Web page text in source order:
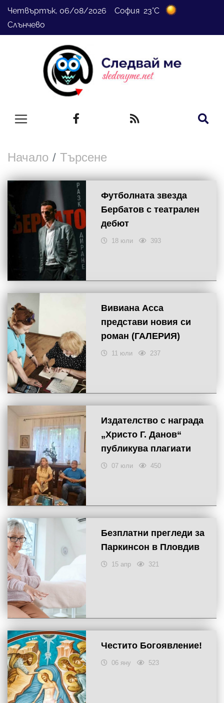
Четвъртък, 06/08/2026 София 23°C
Слънчево
Начало Търсене
Футболната звезда
Бербатов с театрален
дебют
18 юли 393
Вивиана Асса
представи новия си
роман (ГАЛЕРИЯ)
11 юли 237
Издателство с награда
„Христо Г. Данов“
публикува плагиати
07 юли 450
Безплатни прегледи за
Паркинсон в Пловдив
15 апр 321
Честито Богоявление!
06 яну 523